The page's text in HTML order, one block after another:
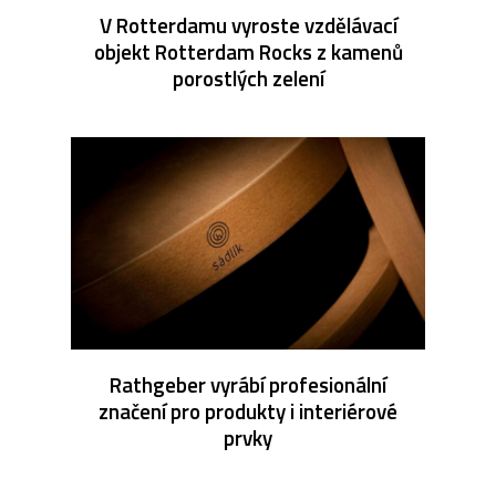
V Rotterdamu vyroste vzdělávací
objekt Rotterdam Rocks z kamenů
porostlých zelení
Rathgeber vyrábí profesionální
značení pro produkty i interiérové
prvky